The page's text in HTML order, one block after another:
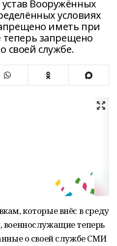
Вооружённых
условиях
иметь при
теперь запрещено
своей службе.
которые внёс в среду
теперь
о своей службе СМИ